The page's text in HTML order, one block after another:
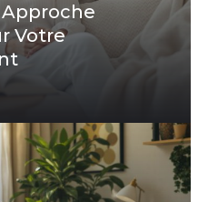
Approche
Votre